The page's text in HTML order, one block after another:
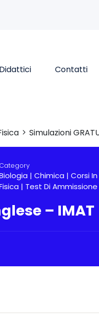
Contatti
Simulazioni
Category
| Chimica | Corsi
| Test Di
– IMAT